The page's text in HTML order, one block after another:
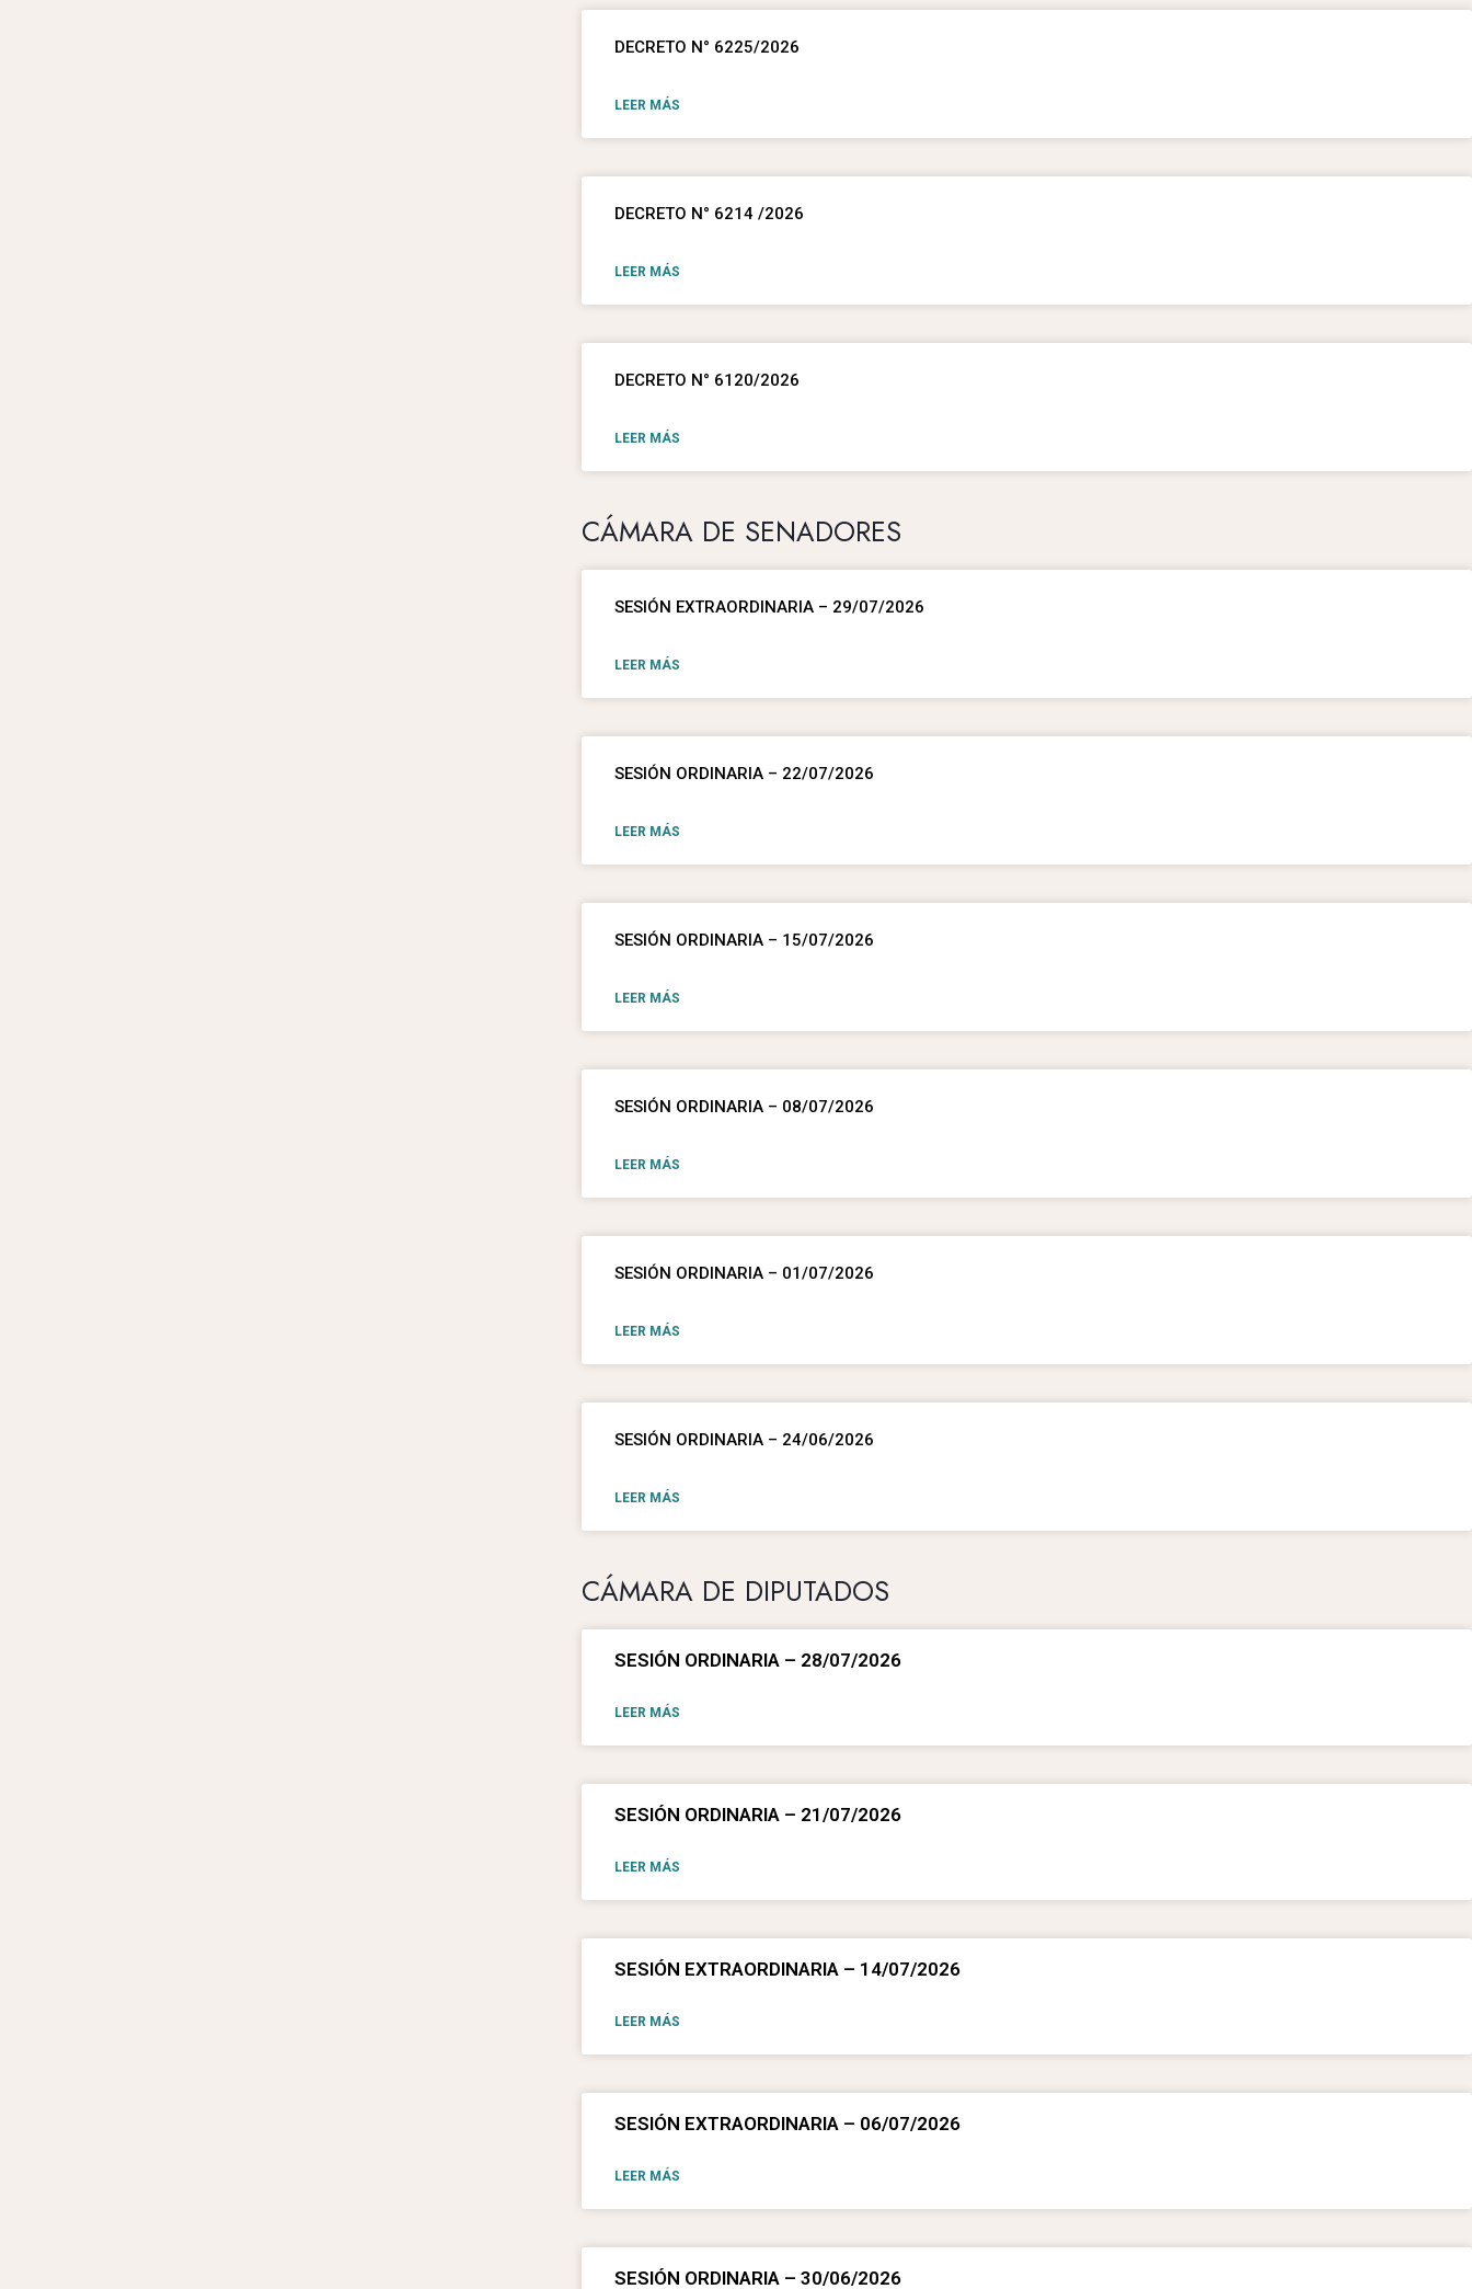
DECRETO N° 6225/2026
LEER MÁS
DECRETO N° 6214 /2026
LEER MÁS
DECRETO N° 6120/2026
LEER MÁS
CÁMARA DE SENADORES
SESIÓN EXTRAORDINARIA – 29/07/2026
LEER MÁS
SESIÓN ORDINARIA – 22/07/2026
LEER MÁS
SESIÓN ORDINARIA – 15/07/2026
LEER MÁS
SESIÓN ORDINARIA – 08/07/2026
LEER MÁS
SESIÓN ORDINARIA – 01/07/2026
LEER MÁS
SESIÓN ORDINARIA – 24/06/2026
LEER MÁS
CÁMARA DE DIPUTADOS
SESIÓN ORDINARIA – 28/07/2026
LEER MÁS
SESIÓN ORDINARIA – 21/07/2026
LEER MÁS
SESIÓN EXTRAORDINARIA – 14/07/2026
LEER MÁS
SESIÓN EXTRAORDINARIA – 06/07/2026
LEER MÁS
SESIÓN ORDINARIA – 30/06/2026